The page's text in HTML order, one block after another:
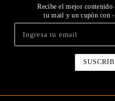
Recibe el mejor contenido
tu mail y un cupón con